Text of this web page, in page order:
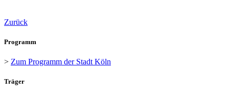
Zurück
Programm
> Zum Programm der Stadt Köln
Träger